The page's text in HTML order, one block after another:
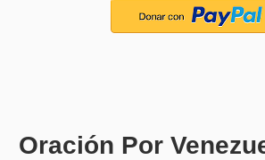
Oración Por